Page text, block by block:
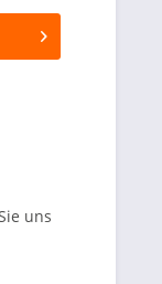
uns